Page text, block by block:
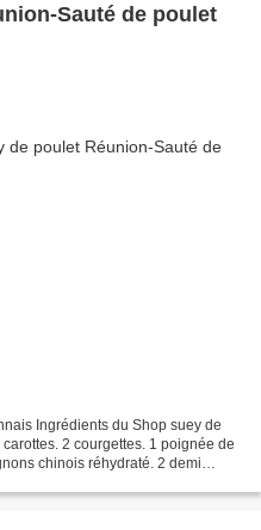
Sauté de poulet
Ingrédients du Shop suey de
2 courgettes. 1 poignée de
chinois réhydraté. 2 demi